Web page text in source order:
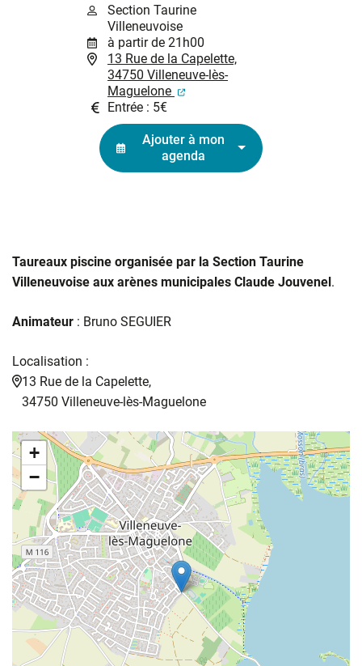
Section Taurine
Villeneuvoise
à partir de 21h00
13 Rue de la Capelette,
34750 Villeneuve-lès-
Maguelone
(ouverture dans un nouvel
Entrée : 5€
Ajouter à mon
agenda
Taureaux piscine organisée par la Section Taurine
Villeneuvoise aux arènes municipales Claude Jouvenel.
Animateur : Bruno SEGUIER
Localisation :
13 Rue de la Capelette,
34750 Villeneuve-lès-Maguelone
+
−